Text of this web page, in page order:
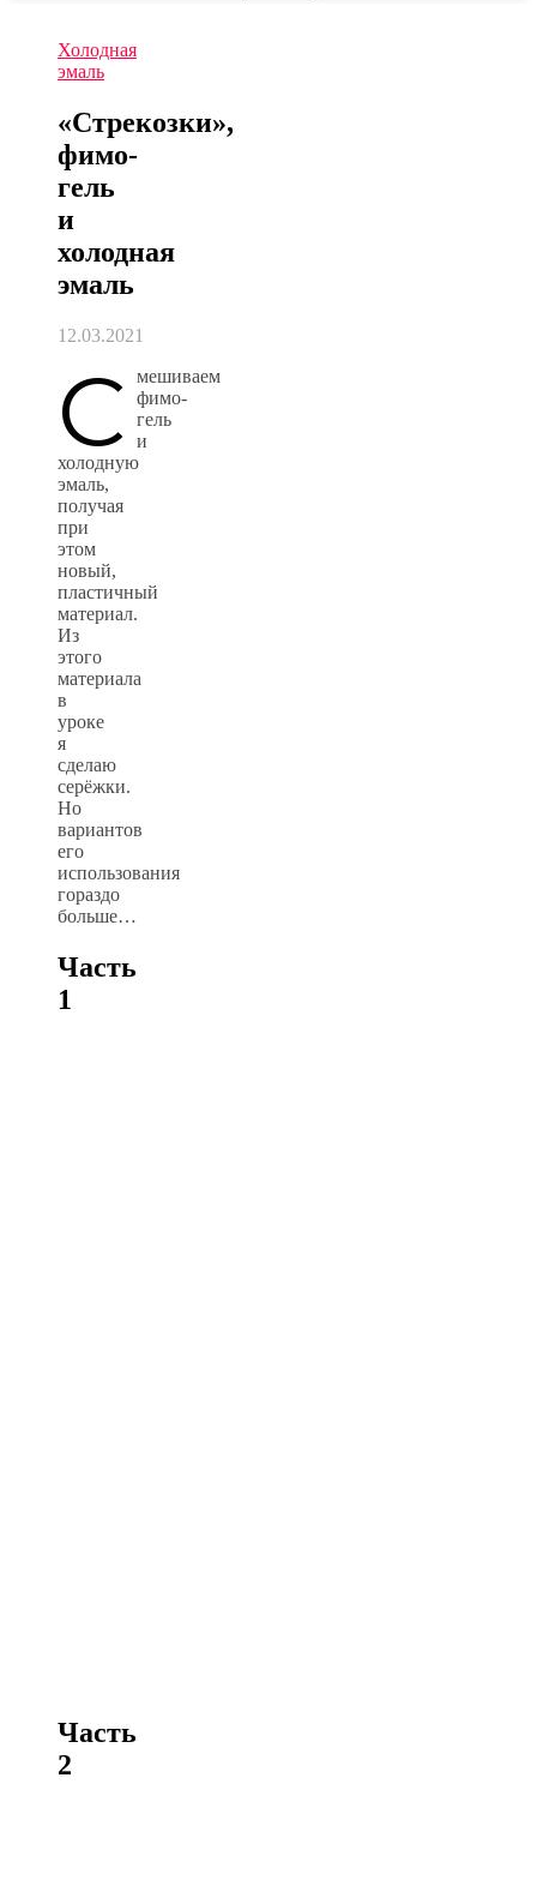
Холодная
эмаль
«Стрекозки»,
фимо-
гель
и
холодная
эмаль
12.03.2021
С
мешиваем
фимо-
гель
и
холодную
эмаль,
получая
при
этом
новый,
пластичный
материал.
Из
этого
материала
в
уроке
я
сделаю
серёжки.
Но
вариантов
его
использования
гораздо
больше…
Часть
1
Часть
2